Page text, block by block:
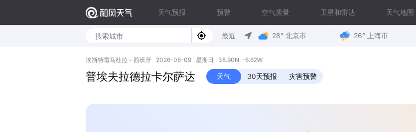
天气预报 预警 空气质量 卫星和雷达 天气地图
最近 28° 北京市 26° 上海市
埃斯特雷马杜拉 - 西班牙 2026-08-09 星期日 38.90N, -6.62W
普埃夫拉德拉卡尔萨达 天气 30天预报 灾害预警